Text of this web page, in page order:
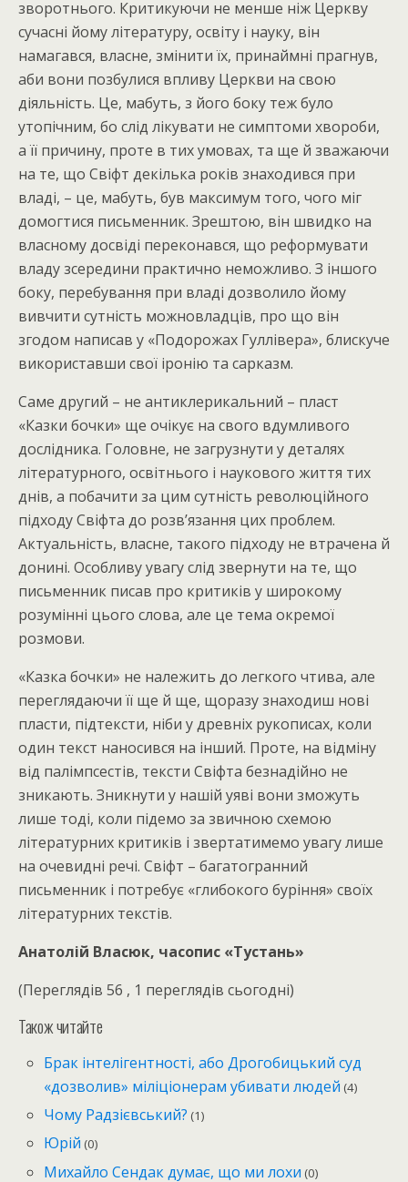
зворотнього. Критикуючи не менше ніж Церкву
сучасні йому літературу, освіту і науку, він
намагався, власне, змінити їх, принаймні прагнув,
аби вони позбулися впливу Церкви на свою
діяльність. Це, мабуть, з його боку теж було
утопічним, бо слід лікувати не симптоми хвороби,
а її причину, проте в тих умовах, та ще й зважаючи
на те, що Свіфт декілька років знаходився при
владі, – це, мабуть, був максимум того, чого міг
домогтися письменник. Зрештою, він швидко на
власному досвіді переконався, що реформувати
владу зсередини практично неможливо. З іншого
боку, перебування при владі дозволило йому
вивчити сутність можновладців, про що він
згодом написав у «Подорожах Гуллівера», блискуче
використавши свої іронію та сарказм.
Саме другий – не антиклерикальний – пласт
«Казки бочки» ще очікує на свого вдумливого
дослідника. Головне, не загрузнути у деталях
літературного, освітнього і наукового життя тих
днів, а побачити за цим сутність революційного
підходу Свіфта до розв’язання цих проблем.
Актуальність, власне, такого підходу не втрачена й
донині. Особливу увагу слід звернути на те, що
письменник писав про критиків у широкому
розумінні цього слова, але це тема окремої
розмови.
«Казка бочки» не належить до легкого чтива, але
переглядаючи її ще й ще, щоразу знаходиш нові
пласти, підтексти, ніби у древніх рукописах, коли
один текст наносився на інший. Проте, на відміну
від палімпсестів, тексти Свіфта безнадійно не
зникають. Зникнути у нашій уяві вони зможуть
лише тоді, коли підемо за звичною схемою
літературних критиків і звертатимемо увагу лише
на очевидні речі. Свіфт – багатогранний
письменник і потребує «глибокого буріння» своїх
літературних текстів.
Анатолій Власюк, часопис «Тустань»
(Переглядів 56 , 1 переглядів сьогодні)
Також читайте
Брак інтелігентності, або Дрогобицький суд
«дозволив» міліціонерам убивати людей (4)
Чому Радзієвський? (1)
Юрій (0)
Михайло Сендак думає, що ми лохи (0)